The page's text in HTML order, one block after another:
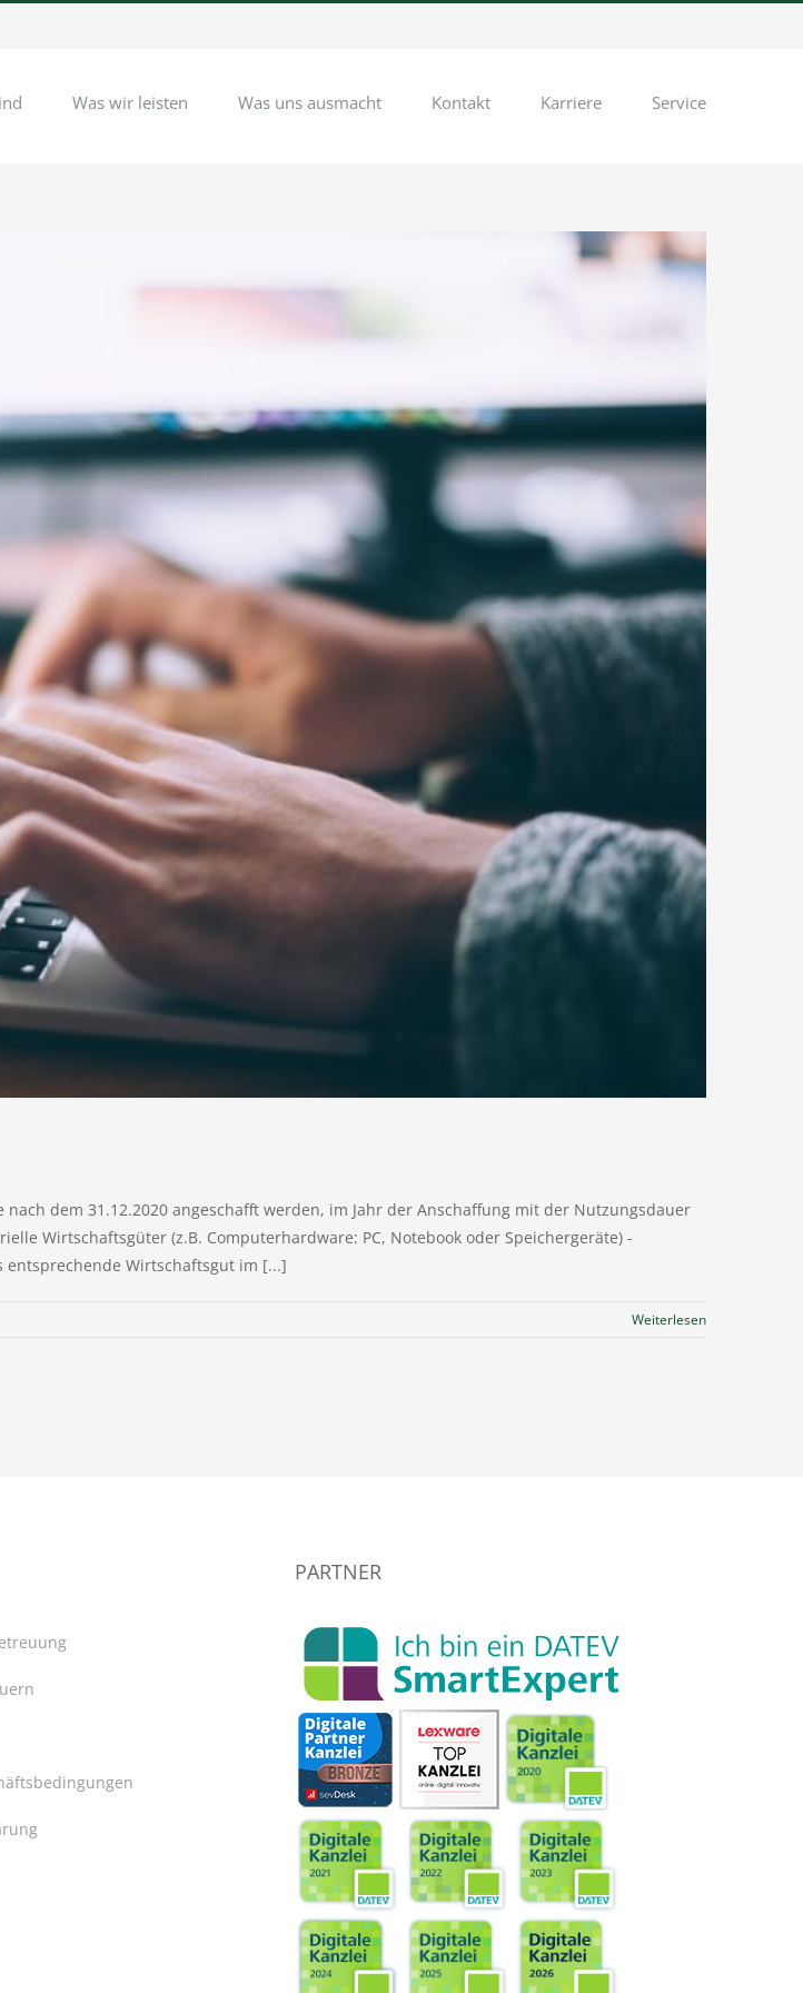
Was wir leisten Was uns ausmacht Kontakt Karriere Service
dem 31.12.2020 angeschafft werden, im Jahr der Anschaffung mit der Nutzungsdauer
Wirtschaftsgüter (z.B. Computerhardware: PC, Notebook oder Speichergeräte) -
entsprechende Wirtschaftsgut im [...]
Weiterlesen
PARTNER